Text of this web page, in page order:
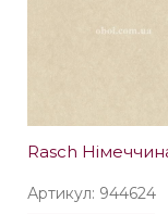
Rasch
Артикул: 944624